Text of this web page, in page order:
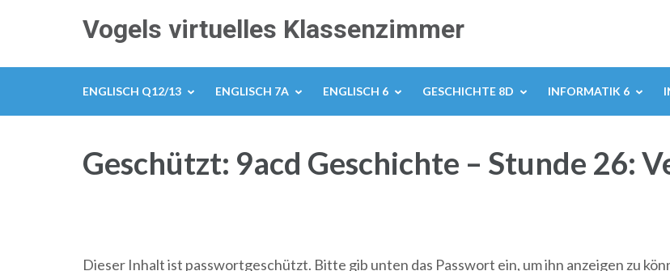
Vogels virtuelles Klassenzimmer
ENGLISCH Q12/13 ENGLISCH 7A ENGLISCH 6 GESCHICHTE 8D INFORMATIK 6
Geschützt: 9acd Geschichte – Stunde 26:
Dieser Inhalt ist passwortgeschützt. Bitte gib unten das Passwort ein, um ihn anzeigen zu